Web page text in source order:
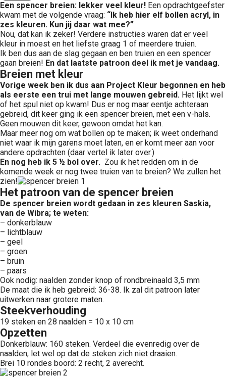
Een spencer breien: lekker veel kleur! Een opdrachtgeefster
kwam met de volgende vraag: “Ik heb hier elf bollen acryl, in
zes kleuren. Kun jij daar wat mee?”
Nou, dat kan ik zeker! Verdere instructies waren dat er veel
kleur in moest en het liefste graag 1 of meerdere truien.
Ik ben dus aan de slag gegaan en ben truien en een spencer
gaan breien! En dat laatste patroon deel ik met je vandaag.
Breien met kleur
Vorige week ben ik dus aan Project Kleur begonnen en heb
als eerste een trui met lange mouwen gebreid. Het lijkt wel
of het spul niet op kwam! Dus er nog maar eentje achteraan
gebreid, dit keer ging ik een spencer breien, met een v-hals.
Geen mouwen dit keer, gewoon omdat het kan.
Maar meer nog om wat bollen op te maken; ik weet onderhand
niet waar ik mijn garens moet laten, en er komt meer aan voor
andere opdrachten (daar vertel ik later over.)
En nog heb ik 5 ½ bol over. Zou ik het redden om in de
komende week er nog twee truien van te breien? We zullen het
zien!
Het patroon van de spencer breien
De spencer breien wordt gedaan in zes kleuren Saskia,
van de Wibra; te weten:
– donkerblauw
– lichtblauw
– geel
– groen
– bruin
– paars
Ook nodig: naalden zonder knop of rondbreinaald 3,5 mm
De maat die ik heb gebreid: 36-38. Ik zal dit patroon later
uitwerken naar grotere maten.
Steekverhouding
19 steken en 28 naalden = 10 x 10 cm
Opzetten
Donkerblauw: 160 steken. Verdeel die evenredig over de
naalden, let wel op dat de steken zich niet draaien.
Brei 10 rondes boord: 2 recht, 2 averecht.